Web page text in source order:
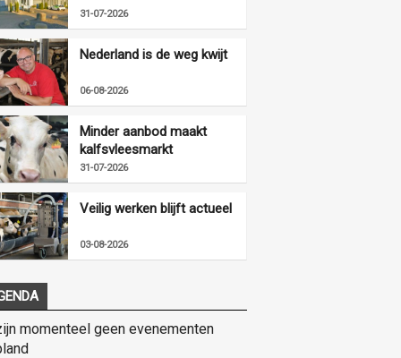
31-07-2026
Nederland is de weg kwijt
06-08-2026
Minder aanbod maakt
kalfsvleesmarkt
vriendelijker
31-07-2026
Veilig werken blijft actueel
03-08-2026
momenteel geen evenementen